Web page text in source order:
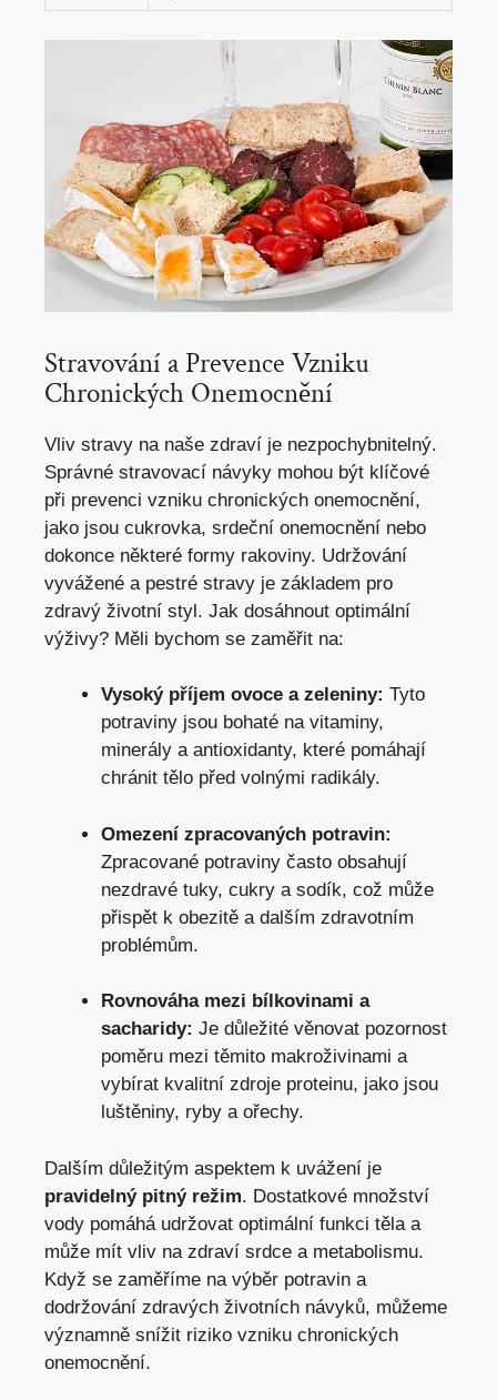
Stravování a Prevence Vzniku
Chronických Onemocnění
Vliv stravy na naše zdraví je nezpochybnitelný.
Správné stravovací návyky mohou být klíčové
při prevenci vzniku chronických onemocnění,
jako jsou cukrovka, srdeční onemocnění nebo
dokonce některé formy rakoviny. Udržování
vyvážené a pestré stravy je základem pro
zdravý životní styl. Jak dosáhnout optimální
výživy? Měli bychom se zaměřit na:
Vysoký příjem ovoce a zeleniny: Tyto
potraviny jsou bohaté na vitaminy,
minerály a antioxidanty, které pomáhají
chránit tělo před volnými radikály.
Omezení zpracovaných potravin:
Zpracované potraviny často obsahují
nezdravé tuky, cukry a sodík, což může
přispět k obezitě a dalším zdravotním
problémům.
Rovnováha mezi bílkovinami a
sacharidy: Je důležité věnovat pozornost
poměru mezi těmito makroživinami a
vybírat kvalitní zdroje proteinu, jako jsou
luštěniny, ryby a ořechy.
Dalším důležitým aspektem k uvážení je
pravidelný pitný režim. Dostatkové množství
vody pomáhá udržovat optimální funkci těla a
může mít vliv na zdraví srdce a metabolismu.
Když se zaměříme na výběr potravin a
dodržování zdravých životních návyků, můžeme
významně snížit riziko vzniku chronických
onemocnění.